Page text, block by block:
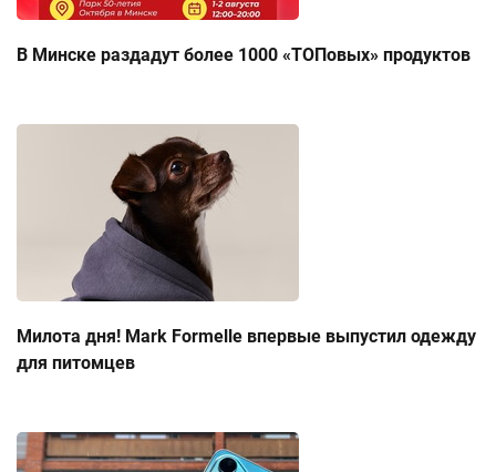
В Минске раздадут более 1000 «ТОПовых» продуктов
Милота дня! Mark Formelle впервые выпустил одежду
для питомцев